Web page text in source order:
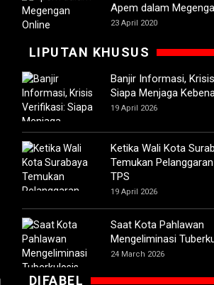
Apem dalam
23 April 2020
LIPUTAN KHUSUS
Banjir Informasi,
Siapa Menjaga
19 April 2026
Ketika Wali Kota
Temukan
TPS
19 April 2026
Saat Kota Pahlawan
Mengeliminasi
24 March 2026
DIFABEL